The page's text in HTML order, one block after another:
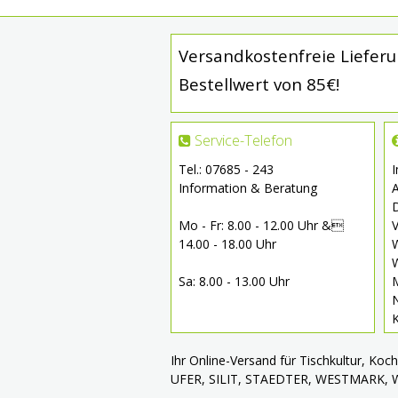
Versandkostenfreie
Bestellwert von 85€!
Service-Telefon
Tel.: 07685 - 243
Information & Beratung
Mo - Fr: 8.00 - 12.00 Uhr &
14.00 - 18.00 Uhr
Sa: 8.00 - 13.00 Uhr
Ihr Online-Versand für Tischkultur,
UFER, SILIT, STAEDTER, WESTMARK,